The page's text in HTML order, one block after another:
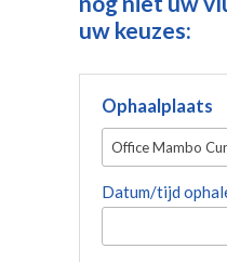
uw keuzes:
Ophaalplaats
Office Mambo
Datum/tijd